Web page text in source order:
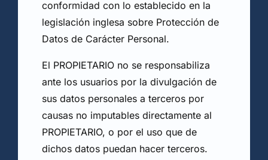
conformidad con lo establecido en la
legislación inglesa sobre Protección de
Datos de Carácter Personal.
El PROPIETARIO no se responsabiliza
ante los usuarios por la divulgación de
sus datos personales a terceros por
causas no imputables directamente al
PROPIETARIO, o por el uso que de
dichos datos puedan hacer terceros.